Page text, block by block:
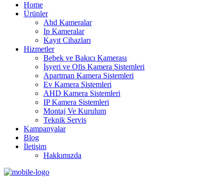
Home
Ürünler
Ahd Kameralar
Ip Kameralar
Kayıt Cihazları
Hizmetler
Bebek ve Bakıcı Kamerası
İşyeri ve Ofis Kamera Sistemleri
Apartman Kamera Sistemleri
Ev Kamera Sistemleri
AHD Kamera Sistemleri
IP Kamera Sistemleri
Montaj Ve Kurulum
Teknik Servis
Kampanyalar
Blog
İletişim
Hakkımızda